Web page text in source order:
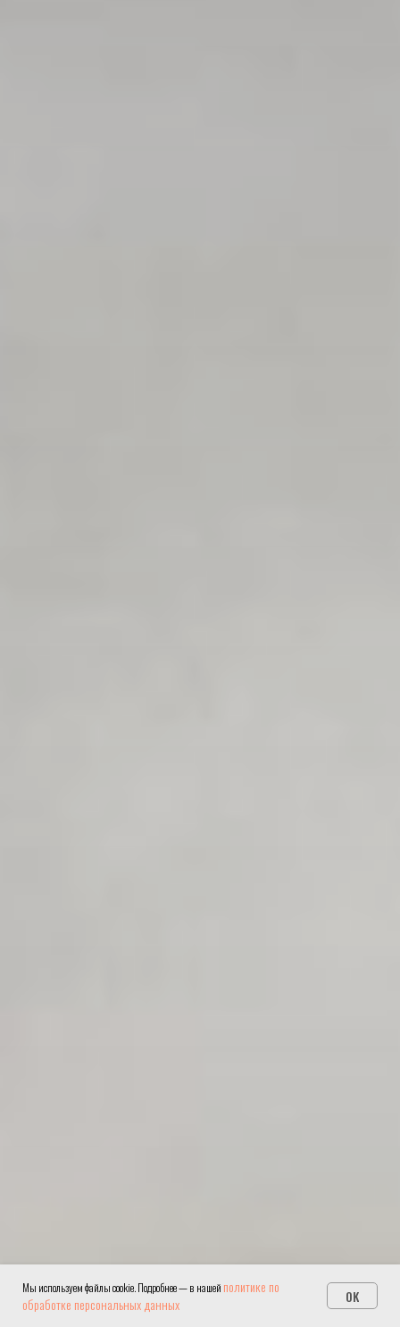
Мы используем файлы cookie. Подробнее — в нашей политике по
обработке персональных данных
OK